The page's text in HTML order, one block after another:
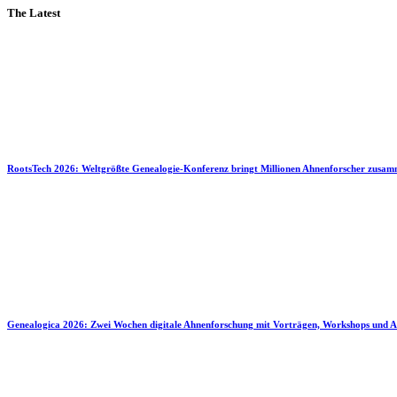
The Latest
RootsTech 2026: Weltgrößte Genealogie-Konferenz bringt Millionen Ahnenforscher
Genealogica 2026: Zwei Wochen digitale Ahnenforschung mit Vorträgen, Workshops und